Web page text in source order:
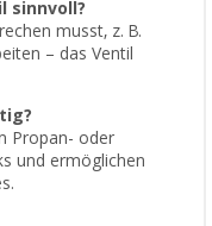
sinnvoll?
musst, z. B.
– das Ventil
Propan- oder
und ermöglichen